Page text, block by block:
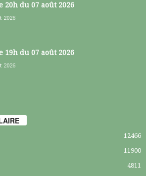
20h du 07 août 2026
2026
19h du 07 août 2026
2026
12466
11900
4811